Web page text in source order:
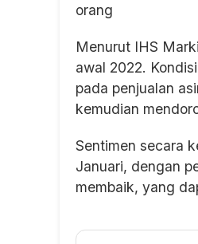
orang
Menurut IHS
awal 2022.
pada penjualan
kemudian
Sentimen secara
Januari, dengan
membaik, yang